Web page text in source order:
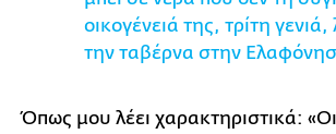
οικογένειά της, τρίτη γενιά,
την ταβέρνα στην
Όπως μου λέει χαρακτηριστικά: